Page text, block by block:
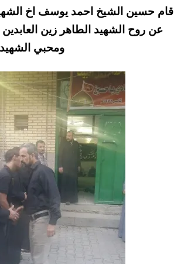
اقام حسين الشيخ احمد يوسف اخ
عن روح الشهيد الطاهر زين
ومحبي الشهيد